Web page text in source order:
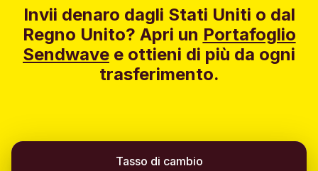
Invii denaro dagli Stati Uniti o dal
Regno Unito? Apri un Portafoglio
Sendwave e ottieni di più da ogni
trasferimento.
Tasso di cambio